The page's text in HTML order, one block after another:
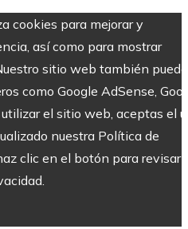
cookies para mejorar y
así como para mostrar
sitio web también puede
como Google AdSense,
el sitio web, aceptas el
nuestra Política de
clic en el botón para revisar